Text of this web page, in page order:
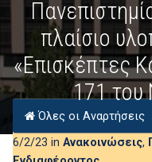
πλαίσιο
«Επισκέπτες
171 του
Όλες οι Αναρτήσεις
6/2/23 in Ανακοινώσεις,